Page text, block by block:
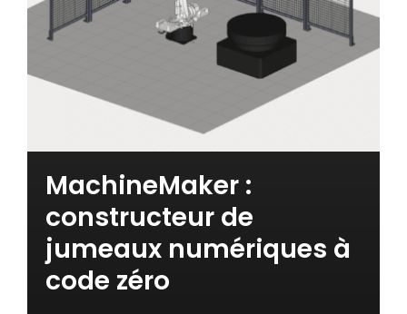
MachineMaker :
constructeur de
jumeaux numériques à
code zéro